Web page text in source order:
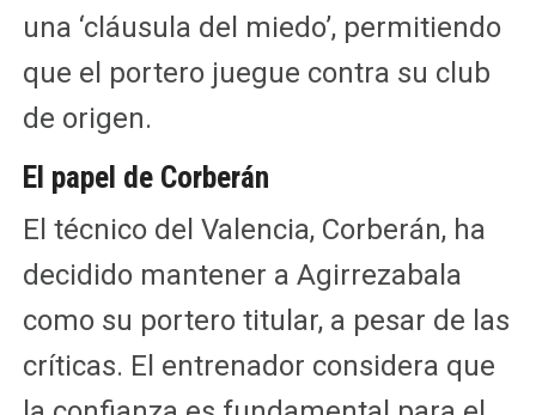
una ‘cláusula del miedo’, permitiendo
que el portero juegue contra su club
de origen.
El papel de Corberán
El técnico del Valencia, Corberán, ha
decidido mantener a Agirrezabala
como su portero titular, a pesar de las
críticas. El entrenador considera que